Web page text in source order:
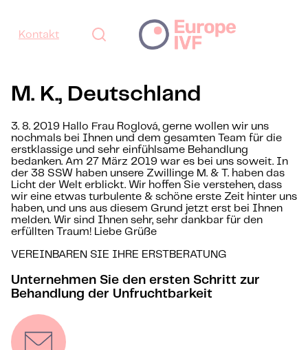
Kontakt
M. K., Deutschland
3. 8. 2019 Hallo Frau Roglová, gerne wollen wir uns
nochmals bei Ihnen und dem gesamten Team für die
erstklassige und sehr einfühlsame Behandlung
bedanken. Am 27 März 2019 war es bei uns soweit. In
der 38 SSW haben unsere Zwillinge M. & T. haben das
Licht der Welt erblickt. Wir hoffen Sie verstehen, dass
wir eine etwas turbulente & schöne erste Zeit hinter uns
haben, und uns aus diesem Grund jetzt erst bei Ihnen
melden. Wir sind Ihnen sehr, sehr dankbar für den
erfüllten Traum! Liebe Grüße
VEREINBAREN SIE IHRE ERSTBERATUNG
Unternehmen Sie den ersten Schritt zur
Behandlung der Unfruchtbarkeit